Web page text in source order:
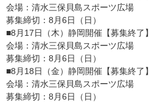
会場：清水三保貝島スポーツ広場
募集締切：8月6日（日）
■8月17日（木）静岡開催【募集終了】
会場：清水三保貝島スポーツ広場
募集締切：8月6日（日）
■8月18日（金）静岡開催【募集終了】
会場：清水三保貝島スポーツ広場
募集締切：8月6日（日）